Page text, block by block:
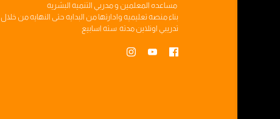
مساعده المعلمين ومدربي التنميه البشريه
بناءمنصه تعليميه وادارتها من البدايه حتى النهايه من خلال
تدريبي اونلاين مدته سته اسابيع